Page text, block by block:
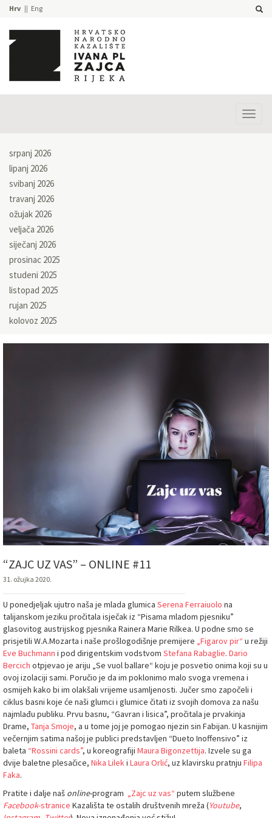
Hrv Eng
srpanj 2026
lipanj 2026
svibanj 2026
travanj 2026
ožujak 2026
veljača 2026
siječanj 2026
prosinac 2025
studeni 2025
listopad 2025
rujan 2025
kolovoz 2025
“ZAJC UZ VAS” – ONLINE #11
31. ožujka 2020.
U ponedjeljak ujutro naša je mlada glumica Serena Ferraiuolo na
talijanskom jeziku pročitala isječak iz “Pisama mladom pjesniku”
glasovitog austrijskog pjesnika Rainera Marie Rilkea. U podne smo se
prisjetili W.A.Mozarta i naše prošlogodišnje premijere „Figarov pir“ u režiji
Eve Buchmann i pod dirigentskim vodstvom Stefana Rabaglie. Dario
Bercich otpjevao je ariju „Se vuol ballare“ koju je posvetio onima koji su u
ovoj izolaciji sami. Poručio je da im poklonimo malo svoga vremena i
osmijeh kako bi im olakšali vrijeme usamljenosti. Jučer smo započeli i
ciklus basni koje će naši glumci i glumice čitati iz svojih domova za našu
najmlađu publiku. Prvu basnu, “Gavran i lisica”, pročitala je prvakinja
Drame, Tanja Smoje, a u tome joj je pomogao njezin sin Fabijan. U kasnijim
večernjim satima našoj je publici predstavljen “Dueto Inoffensivo” iz
baleta “Rossini cards”, u koreografiji Maura Bigonzettija. Izvele su ga
dvije baletne plesačice, Nika Lileki Laura Orlić, uz klavirsku pratnju Filipa
Faka.
Pratite i dalje naš online-program „Zajc uz vas“ putem službene
Facebook-stranice Kazališta te ostalih društvenih mreža (Youtube,